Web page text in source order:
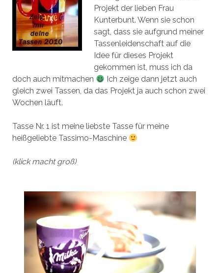
Projekt der lieben Frau
Kunterbunt. Wenn sie schon
sagt, dass sie aufgrund meiner
Tassenleidenschaft auf die
Idee für dieses Projekt
gekommen ist, muss ich da
doch auch mitmachen
Ich zeige dann jetzt auch
gleich zwei Tassen, da das Projekt ja auch schon zwei
Wochen läuft.
Tasse Nr. 1 ist meine liebste Tasse für meine
heißgeliebte Tassimo-Maschine
(klick macht groß)